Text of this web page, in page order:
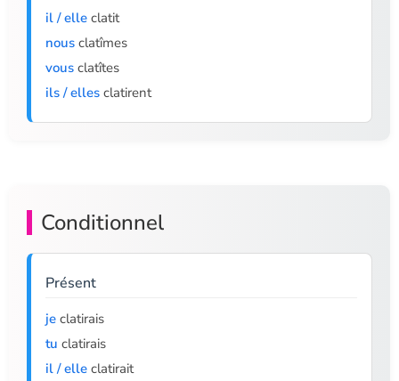
il / elle clatit
nous clatîmes
vous clatîtes
ils / elles clatirent
Conditionnel
Présent
je clatirais
tu clatirais
il / elle clatirait